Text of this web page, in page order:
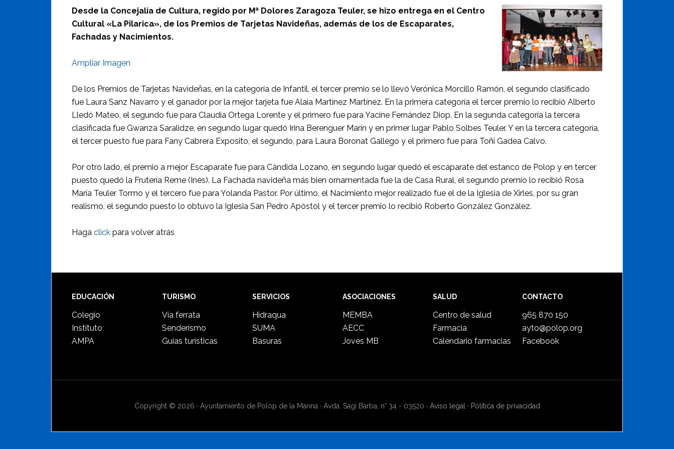
Desde la Concejalía de Cultura, regido por Mª Dolores Zaragoza Teuler, se hizo entrega en el Centro
Cultural «La Pilarica», de los Premios de Tarjetas Navideñas, además de los de Escaparates,
Fachadas y Nacimientos.
Ampliar Imagen
De los Premios de Tarjetas Navideñas, en la categoría de Infantil, el tercer premio se lo llevó Verónica Morcillo Ramón, el segundo clasificado
fue Laura Sanz Navarro y el ganador por la mejor tarjeta fue Alaia Martínez Martínez. En la primera categoría el tercer premio lo recibió Alberto
Lledó Mateo, el segundo fue para Claudia Ortega Lorente y el primero fue para Yacine Fernández Diop. En la segunda categoría la tercera
clasificada fue Gwanza Saralidze, en segundo lugar quedó Irina Berenguer Marín y en primer lugar Pablo Solbes Teuler. Y en la tercera categoría,
el tercer puesto fue para Fany Cabrera Exposito, el segundo, para Laura Boronat Gallego y el primero fue para Toñi Gadea Calvo.
Por otro lado, el premio a mejor Escaparate fue para Cándida Lozano, en segundo lugar quedó el escaparate del estanco de Polop y en tercer
puesto quedó la Frutería Reme (Inés). La Fachada navideña más bien ornamentada fue la de Casa Rural, el segundo premio lo recibió Rosa
María Teuler Tormo y el tercero fue para Yolanda Pastor. Por último, el Nacimiento mejor realizado fue el de la Iglesia de Xirles, por su gran
realismo, el segundo puesto lo obtuvo la Iglesia San Pedro Apóstol y el tercer premio lo recibió Roberto González González.
Haga click para volver atrás
Footer
EDUCACIÓN
Colegio
Instituto
AMPA
TURISMO
Vía ferrata
Senderismo
Guías turísticas
SERVICIOS
Hidraqua
SUMA
Basuras
ASOCIACIONES
MEMBA
AECC
Joves MB
SALUD
Centro de salud
Farmacia
Calendario farmacias
CONTACTO
965 870 150
ayto@polop.org
Facebook
Copyright © 2026 · Ayuntamiento de Polop de la Marina · Avda. Sagi Barba, n° 34 - 03520 · Aviso legal · Política de privacidad